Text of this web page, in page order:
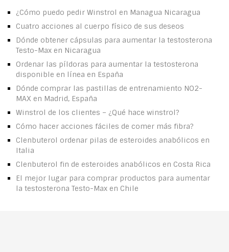
¿Cómo puedo pedir Winstrol en Managua Nicaragua
Cuatro acciones al cuerpo físico de sus deseos
Dónde obtener cápsulas para aumentar la testosterona
Testo-Max en Nicaragua
Ordenar las píldoras para aumentar la testosterona
disponible en línea en España
Dónde comprar las pastillas de entrenamiento NO2-
MAX en Madrid, España
Winstrol de los clientes – ¿Qué hace winstrol?
Cómo hacer acciones fáciles de comer más fibra?
Clenbuterol ordenar pilas de esteroides anabólicos en
Italia
Clenbuterol fin de esteroides anabólicos en Costa Rica
El mejor lugar para comprar productos para aumentar
la testosterona Testo-Max en Chile